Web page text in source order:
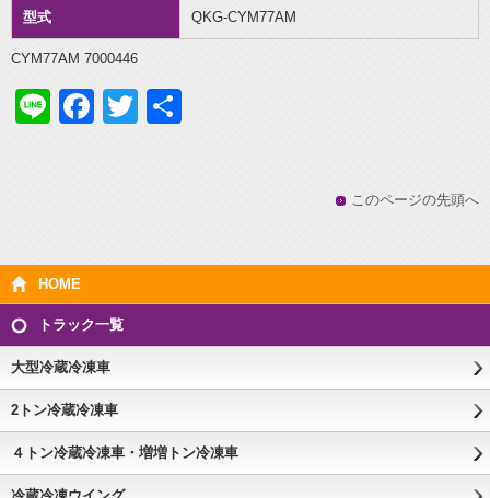
型式 QKG-CYM77AM
CYM77AM 7000446
LineFacebook
Twitter
このページの先頭へ
HOME
トラック一覧
大型冷蔵冷凍車
2トン冷蔵冷凍車
４トン冷蔵冷凍車・増増トン冷凍車